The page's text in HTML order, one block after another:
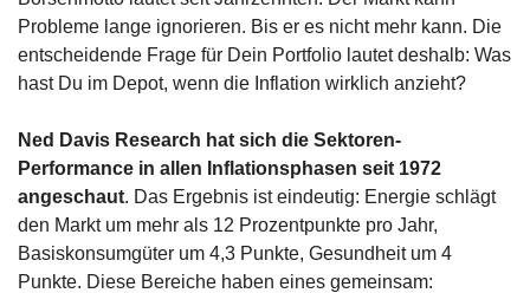
Probleme lange ignorieren. Bis er es nicht mehr kann. Die
entscheidende Frage für Dein Portfolio lautet deshalb: Was
hast Du im Depot, wenn die Inflation wirklich anzieht?
Ned Davis Research hat sich die Sektoren-
Performance in allen Inflationsphasen seit 1972
angeschaut. Das Ergebnis ist eindeutig: Energie schlägt
den Markt um mehr als 12 Prozentpunkte pro Jahr,
Basiskonsumgüter um 4,3 Punkte, Gesundheit um 4
Punkte. Diese Bereiche haben eines gemeinsam: